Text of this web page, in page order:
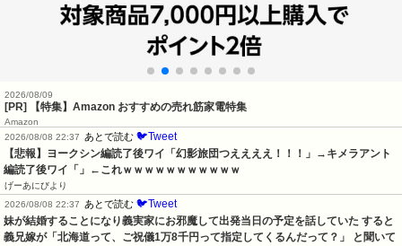
2026/08/09
[PR] 【特集】Amazon おすすめの売れ筋家電特集
Amazon
2026/08/08 22:37
あとで読む 🐦Tweet
【悲報】ヨークシン編読了後ワイ「幻影旅団つええええ！！！」→キメラアント
編読了後ワイ「」←これｗｗｗｗｗｗｗｗｗｗｗ
げーあにびより
2026/08/08 22:37
あとで読む 🐦Tweet
妹が結婚することになり義実家にお邪魔して出発当日の予定を話していた すると
義兄嫁が「北海道って、ご祝儀1万8千円って指定してくるんだって？」 と聞いて